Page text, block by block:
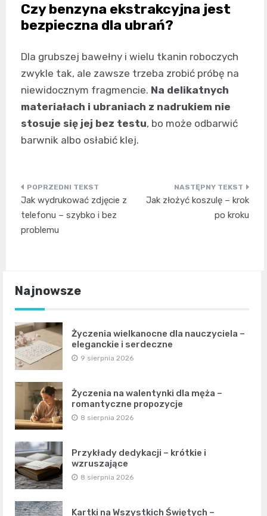
Czy benzyna ekstrakcyjna jest
bezpieczna dla ubrań?
Dla grubszej bawełny i wielu tkanin roboczych
zwykle tak, ale zawsze trzeba zrobić próbę na
niewidocznym fragmencie. Na delikatnych
materiałach i ubraniach z nadrukiem nie
stosuje się jej bez testu, bo może odbarwić
barwnik albo osłabić klej.
Nawigacja
wpisu
Jak wydrukować zdjęcie z
telefonu – szybko i bez
problemu
Jak złożyć koszulę – krok
po kroku
Najnowsze
Życzenia wielkanocne dla nauczyciela –
eleganckie i serdeczne
9 sierpnia 2026
Życzenia na walentynki dla męża –
romantyczne propozycje
8 sierpnia 2026
Przykłady dedykacji – krótkie i
wzruszające
8 sierpnia 2026
Kartki na Wszystkich Świętych –